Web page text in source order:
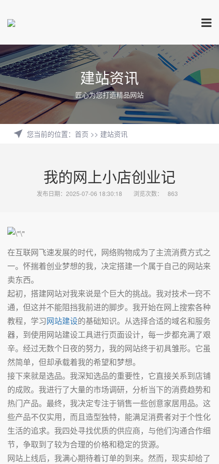
建站资讯
匠心为您打造精品网站
您当前的位置： 首页 >> 建站资讯
我的网上小店创业记
发布日期：2025-07-06 18:30:18 浏览次数： 863
在互联网飞速发展的时代，网络购物成为了主流消费方式之
一。怀揣着创业梦想的我，决定搭建一个属于自己的网站来
卖东西。
起初，搭建网站对我来说是个巨大的挑战。我对技术一窍不
通，但这并不能阻挡我前进的脚步。我开始在网上搜索各种
教程，学习网站建设的基础知识。从选择合适的域名和服务
器，到使用网站建设工具进行页面设计，每一步都充满了艰
辛。经过无数个日夜的努力，我的网站终于初具雏形。它虽
然简单，但却承载着我的希望和梦想。
接下来就是选品。我深知选品的重要性，它直接关系到店铺
的成败。我进行了大量的市场调研，分析当下的消费趋势和
热门产品。最终，我决定专注于销售一些创意家居用品。这
些产品不仅实用，而且造型独特，能满足消费者对于个性化
生活的追求。我四处寻找优质的供应商，与他们沟通合作细
节，争取到了较为合理的价格和稳定的货源。
网站上线后，我满心期待着订单的到来。然而，现实却给了